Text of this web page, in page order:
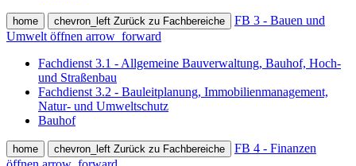
home chevron_left Zurück zu Fachbereiche
FB 3 - Bauen und
Umwelt öffnen arrow_forward
Fachdienst 3.1 - Allgemeine Bauverwaltung, Bauhof, Hoch-
und Straßenbau
Fachdienst 3.2 - Bauleitplanung, Immobilienmanagement,
Natur- und Umweltschutz
Bauhof
home chevron_left Zurück zu Fachbereiche
FB 4 - Finanzen